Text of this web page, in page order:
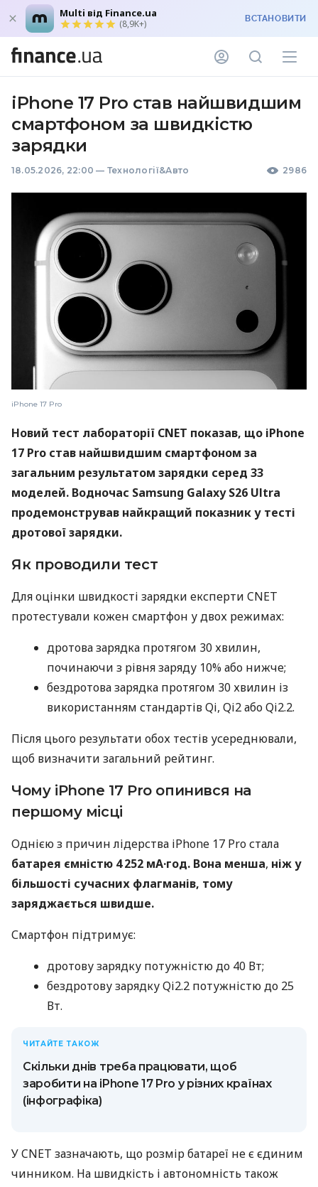
Multi від Finance.ua
(8,9K+) ВСТАНОВИТИ
iPhone 17 Pro став найшвидшим
смартфоном за швидкістю
зарядки
18.05.2026, 22:00 — Технології&Авто 2986
iPhone 17 Pro
Новий тест лабораторії CNET показав, що iPhone
17 Pro став найшвидшим смартфоном за
загальним результатом зарядки серед 33
моделей. Водночас Samsung Galaxy S26 Ultra
продемонстрував найкращий показник у тесті
дротової зарядки.
Як проводили тест
Для оцінки швидкості зарядки експерти CNET
протестували кожен смартфон у двох режимах:
дротова зарядка протягом 30 хвилин,
починаючи з рівня заряду 10% або нижче;
бездротова зарядка протягом 30 хвилин із
використанням стандартів Qi, Qi2 або Qi2.2.
Після цього результати обох тестів усереднювали,
щоб визначити загальний рейтинг.
Чому iPhone 17 Pro опинився на
першому місці
Однією з причин лідерства iPhone 17 Pro стала
батарея ємністю 4 252 мА·год. Вона менша, ніж у
більшості сучасних флагманів, тому
заряджається швидше.
Смартфон підтримує:
дротову зарядку потужністю до 40 Вт;
бездротову зарядку Qi2.2 потужністю до 25
Вт.
ЧИТАЙТЕ ТАКОЖ
Скільки днів треба працювати, щоб
заробити на iPhone 17 Pro у різних країнах
(інфографіка)
У CNET зазначають, що розмір батареї не є єдиним
чинником. На швидкість і автономність також